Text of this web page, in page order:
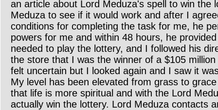
an article about Lord Meduza's spell to win the
Meduza to see if it would work and after I
conditions for completing the task for me, he
powers for me and within 48 hours, he
needed to play the lottery, and I followed his
the store that I was the winner of a $105
felt uncertain but I looked again and I saw it
My level has been elevated from grass to
that life is more spiritual and with the Lord
actually win the lottery. Lord Meduza contacts